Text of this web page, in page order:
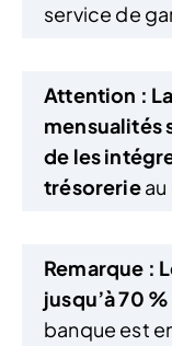
service de
Attention :
mensualités
de les
trésorerieau
Remarque :
jusqu’à 70
banque est